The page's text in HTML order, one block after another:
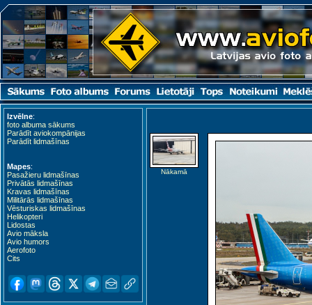
Izvēlne:
foto albuma sākums
Parādīt aviokompānijas
Parādīt lidmašīnas
Mapes:
Pasažieru lidmašīnas
Privātās lidmašīnas
Kravas lidmašīnas
Militārās lidmašīnas
Vēsturiskas lidmašīnas
Helikopteri
Lidostas
Avio māksla
Avio humors
Aerofoto
Cits
Nākamā